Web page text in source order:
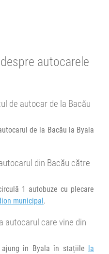
zile înainte de îmbarcare.
Edu Travel :
Zile de circulație:
autocarele
de autocar de la Bacău
de la Bacău la Byala
din Bacău către
1 autobuze cu plecare
municipal .
autocarul care vine din
ajung în Byala în stațiile
la